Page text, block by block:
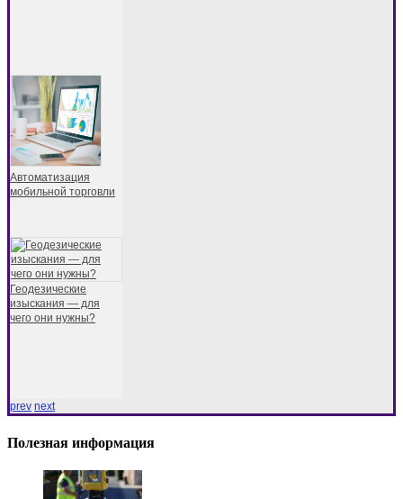
Автоматизация
мобильной торговли
Геодезические
изыскания — для
чего они нужны?
prev next
Полезная информация